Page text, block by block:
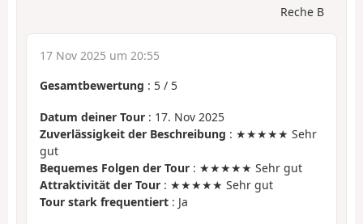
Reche B
17 Nov 2025 um 20:55
Gesamtbewertung : 5 / 5
Datum deiner Tour : 17. Nov 2025
Zuverlässigkeit der Beschreibung : ★★★★★ Sehr
gut
Bequemes Folgen der Tour : ★★★★★ Sehr gut
Attraktivität der Tour : ★★★★★ Sehr gut
Tour stark frequentiert : Ja